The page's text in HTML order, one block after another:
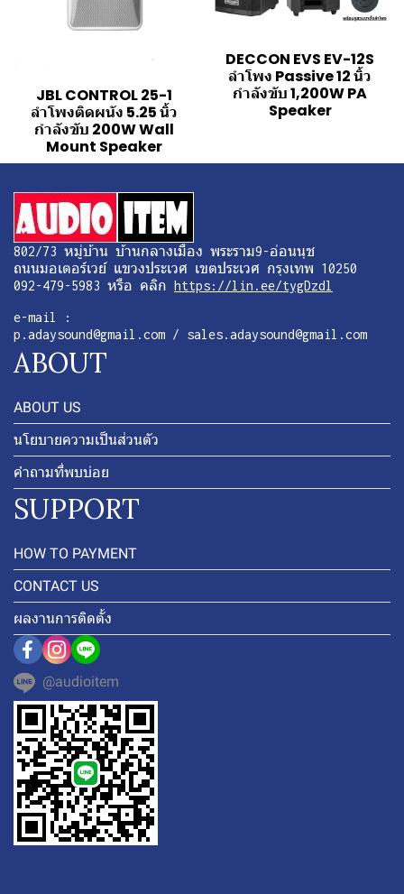
JBL CONTROL 25-1
ลำโพงติดผนัง 5.25 นิ้ว
กำลังขับ 200W Wall
Mount Speaker
DECCON EVS EV-12S
ลำโพง Passive 12 นิ้ว
กำลังขับ 1,200W PA
Speaker
802/73 หมู่บ้าน บ้านกลางเมือง พระราม9-อ่อนนุช
ถนนมอเตอร์เวย์ แขวงประเวศ เขตประเวศ กรุงเทพ 10250
092-479-5983 หรือ คลิก https://lin.ee/tygDzdl
e-mail :
p.adaysound@gmail.com / sales.adaysound@gmail.com
ABOUT
ABOUT US
นโยบายความเป็นส่วนตัว
คำถามที่พบบ่อย
SUPPORT
HOW TO PAYMENT
CONTACT US
ผลงานการติดตั้ง
@audioitem